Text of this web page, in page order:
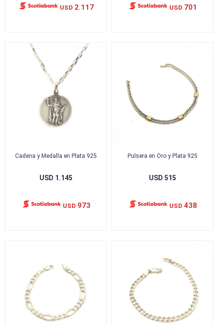
USD 2.117 USD 701
Cadena y Medalla en Plata 925
USD 1.145
USD 973
Pulsera en Oro y Plata 925
USD 515
USD 438